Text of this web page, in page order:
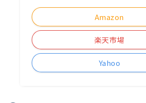
Amazon
楽天市場
Yahoo